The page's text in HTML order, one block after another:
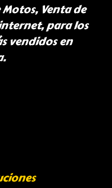
Motos, Venta de
para los
vendidos en